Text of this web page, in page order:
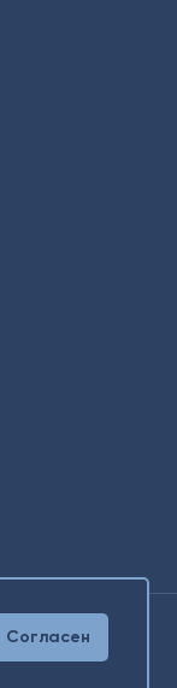
Согласен